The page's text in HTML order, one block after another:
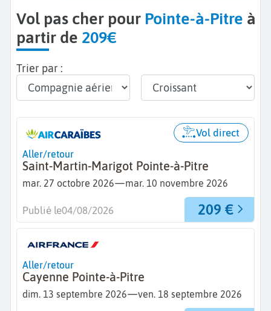
Vol pas cher pour Pointe-à-Pitre à
partir de 209€
Trier par :
Aller/retour
Saint-Martin-Marigot Pointe-à-Pitre
mar. 27 octobre 2026—mar. 10 novembre 2026
Vol direct
209 €
Publié le04/08/2026
Aller/retour
Cayenne Pointe-à-Pitre
dim. 13 septembre 2026—ven. 18 septembre 2026